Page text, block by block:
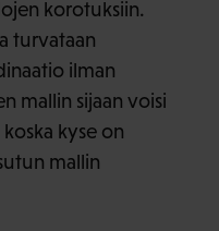
korotuksiin.
turvataan
ilman
mallin sijaan voisi
kyse on
mallin